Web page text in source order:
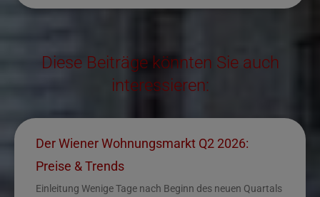
Diese Beiträge könnten Sie auch
interessieren:
Der Wiener Wohnungsmarkt Q2 2026:
Preise & Trends
Einleitung Wenige Tage nach Beginn des neuen Quartals